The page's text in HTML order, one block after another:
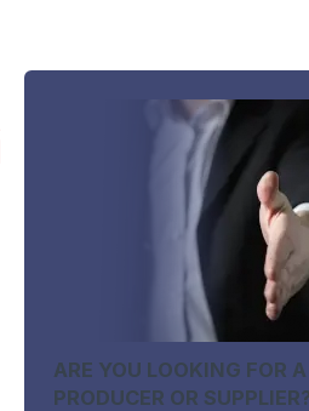
ARE YOU LOOKING FOR A
PRODUCER OR